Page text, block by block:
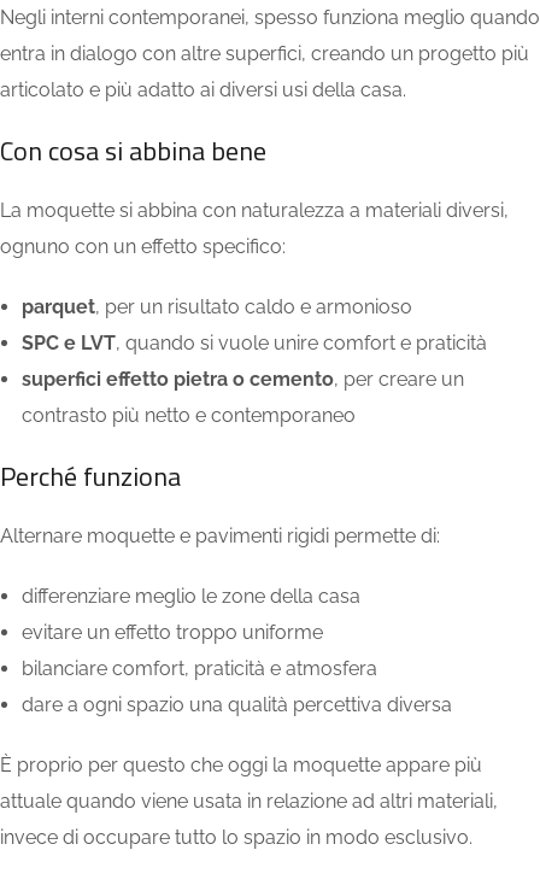
Negli interni contemporanei, spesso funziona meglio quando
entra in dialogo con altre superfici, creando un progetto più
articolato e più adatto ai diversi usi della casa.
Con cosa si abbina bene
La moquette si abbina con naturalezza a materiali diversi,
ognuno con un effetto specifico:
parquet, per un risultato caldo e armonioso
SPC e LVT, quando si vuole unire comfort e praticità
superfici effetto pietra o cemento, per creare un
contrasto più netto e contemporaneo
Perché funziona
Alternare moquette e pavimenti rigidi permette di:
differenziare meglio le zone della casa
evitare un effetto troppo uniforme
bilanciare comfort, praticità e atmosfera
dare a ogni spazio una qualità percettiva diversa
È proprio per questo che oggi la moquette appare più
attuale quando viene usata in relazione ad altri materiali,
invece di occupare tutto lo spazio in modo esclusivo.